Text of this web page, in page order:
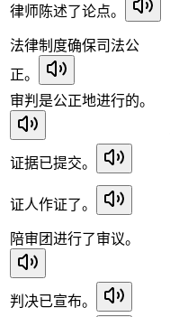
律师陈述了论点。
法律制度确保司法公
正。
审判是公正地进行的。
证据已提交。
证人作证了。
陪审团进行了审议。
判决已宣布。